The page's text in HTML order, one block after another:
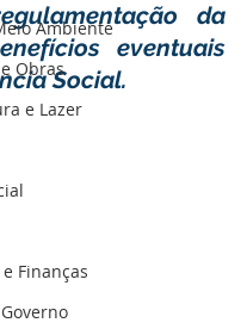
Ambiente
Obras
e Lazer
Finanças
da
eventuais
Social.